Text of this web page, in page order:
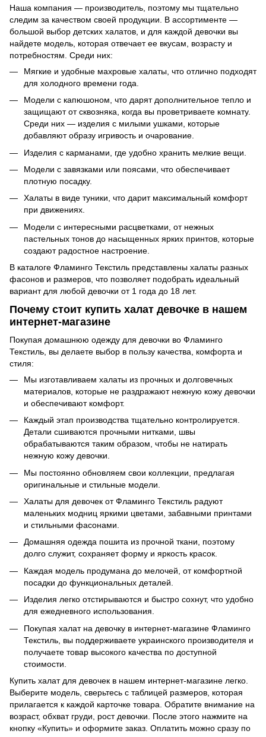
Наша компания — производитель, поэтому мы тщательно
следим за качеством своей продукции. В ассортименте —
большой выбор детских халатов, и для каждой девочки вы
найдете модель, которая отвечает ее вкусам, возрасту и
потребностям. Среди них:
Мягкие и удобные махровые халаты, что отлично подходят
для холодного времени года.
Модели с капюшоном, что дарят дополнительное тепло и
защищают от сквозняка, когда вы проветриваете комнату.
Среди них — изделия с милыми ушками, которые
добавляют образу игривость и очарование.
Изделия с карманами, где удобно хранить мелкие вещи.
Модели с завязками или поясами, что обеспечивает
плотную посадку.
Халаты в виде туники, что дарит максимальный комфорт
при движениях.
Модели с интересными расцветками, от нежных
пастельных тонов до насыщенных ярких принтов, которые
создают радостное настроение.
В каталоге Фламинго Текстиль представлены халаты разных
фасонов и размеров, что позволяет подобрать идеальный
вариант для любой девочки от 1 года до 18 лет.
Почему стоит купить халат девочке в нашем
интернет-магазине
Покупая домашнюю одежду для девочки во Фламинго
Текстиль, вы делаете выбор в пользу качества, комфорта и
стиля:
Мы изготавливаем халаты из прочных и долговечных
материалов, которые не раздражают нежную кожу девочки
и обеспечивают комфорт.
Каждый этап производства тщательно контролируется.
Детали сшиваются прочными нитками, швы
обрабатываются таким образом, чтобы не натирать
нежную кожу девочки.
Мы постоянно обновляем свои коллекции, предлагая
оригинальные и стильные модели.
Халаты для девочек от Фламинго Текстиль радуют
маленьких модниц яркими цветами, забавными принтами
и стильными фасонами.
Домашняя одежда пошита из прочной ткани, поэтому
долго служит, сохраняет форму и яркость красок.
Каждая модель продумана до мелочей, от комфортной
посадки до функциональных деталей.
Изделия легко отстирываются и быстро сохнут, что удобно
для ежедневного использования.
Покупая халат на девочку в интернет-магазине Фламинго
Текстиль, вы поддерживаете украинского производителя и
получаете товар высокого качества по доступной
стоимости.
Купить халат для девочек в нашем интернет-магазине легко.
Выберите модель, сверьтесь с таблицей размеров, которая
прилагается к каждой карточке товара. Обратите внимание на
возраст, обхват груди, рост девочки. После этого нажмите на
кнопку «Купить» и оформите заказ. Оплатить можно сразу по